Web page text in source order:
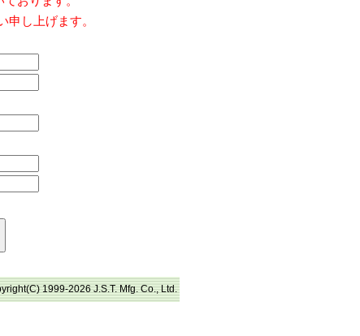
し上げます。
1999-2026 J.S.T. Mfg. Co., Ltd.